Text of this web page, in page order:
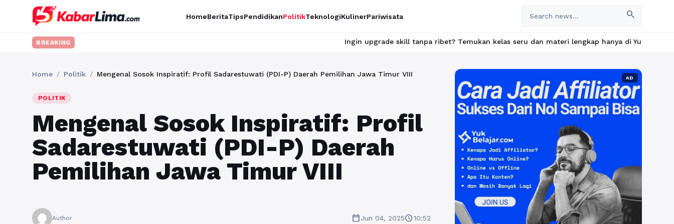
HomeBeritaTipsPendidikanPolitikTeknologiKulinerPariwisata search
BREAKING Ingin upgrade skill tanpa ribet? Temukan kelas seru dan materi lengkap hanya di YukBelajar.com. Mulai
Home / Politik / Mengenal Sosok Inspiratif: Profil Sadarestuwati (PDI-P) Daerah Pemilihan Jawa Timur VIII
POLITIK
Mengenal Sosok Inspiratif: Profil
Sadarestuwati (PDI-P) Daerah
Pemilihan Jawa Timur VIII
Author calendar_todayJun 04, 2025schedule10:52
AD